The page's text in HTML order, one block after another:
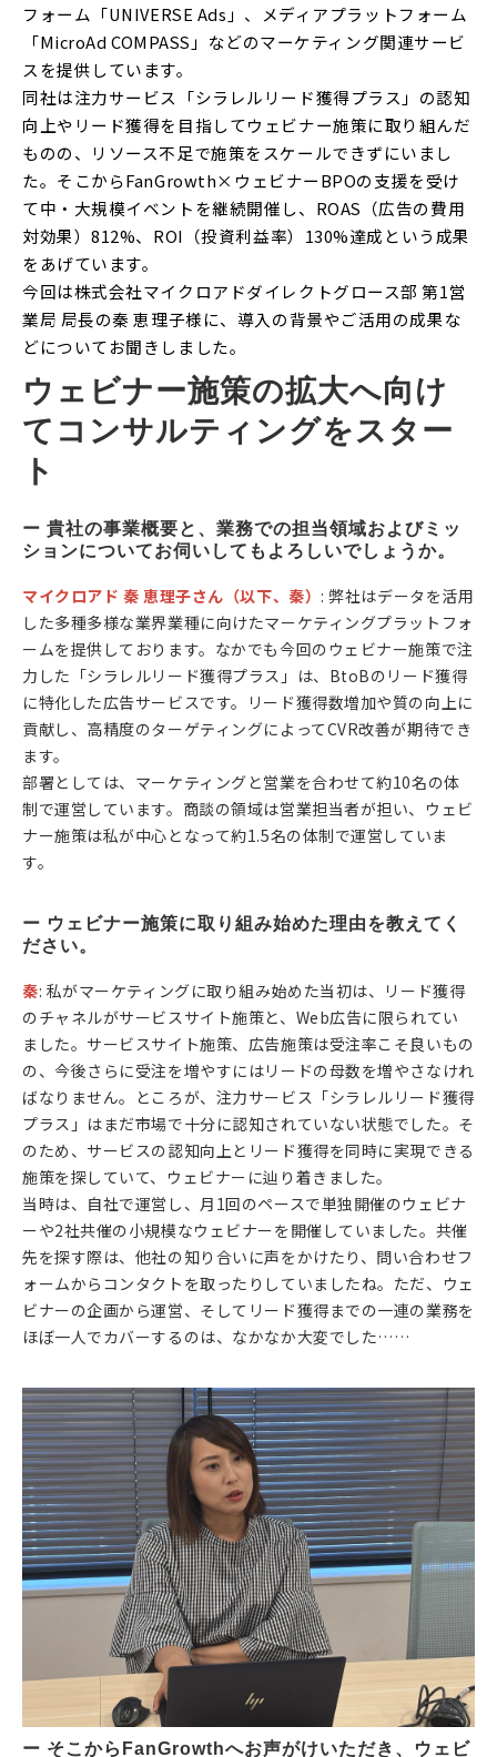
フォーム「UNIVERSE Ads」、メディアプラットフォーム
「MicroAd COMPASS」などのマーケティング関連サービ
スを提供しています。
同社は注力サービス「シラレルリード獲得プラス」の認知
向上やリード獲得を目指してウェビナー施策に取り組んだ
ものの、リソース不足で施策をスケールできずにいまし
た。そこからFanGrowth×ウェビナーBPOの支援を受け
て中・大規模イベントを継続開催し、ROAS（広告の費用
対効果）812%、ROI（投資利益率）130%達成という成果
をあげています。
今回は株式会社マイクロアドダイレクトグロース部 第1営
業局 局長の秦 恵理子様に、導入の背景やご活用の成果な
どについてお聞きしました。
ウェビナー施策の拡大へ向け
てコンサルティングをスター
ト
ー 貴社の事業概要と、業務での担当領域およびミッ
ションについてお伺いしてもよろしいでしょうか。
マイクロアド 秦 恵理子さん（以下、秦） : 弊社はデータを活用
した多種多様な業界業種に向けたマーケティングプラットフォ
ームを提供しております。なかでも今回のウェビナー施策で注
力した「シラレルリード獲得プラス」は、BtoBのリード獲得
に特化した広告サービスです。リード獲得数増加や質の向上に
貢献し、高精度のターゲティングによってCVR改善が期待でき
ます。
部署としては、マーケティングと営業を合わせて約10名の体
制で運営しています。商談の領域は営業担当者が担い、ウェビ
ナー施策は私が中心となって約1.5名の体制で運営していま
す。
ー ウェビナー施策に取り組み始めた理由を教えてく
ださい。
秦: 私がマーケティングに取り組み始めた当初は、リード獲得
のチャネルがサービスサイト施策と、Web広告に限られてい
ました。サービスサイト施策、広告施策は受注率こそ良いもの
の、今後さらに受注を増やすにはリードの母数を増やさなけれ
ばなりません。ところが、注力サービス「シラレルリード獲得
プラス」はまだ市場で十分に認知されていない状態でした。そ
のため、サービスの認知向上とリード獲得を同時に実現できる
施策を探していて、ウェビナーに辿り着きました。
当時は、自社で運営し、月1回のペースで単独開催のウェビナ
ーや2社共催の小規模なウェビナーを開催していました。共催
先を探す際は、他社の知り合いに声をかけたり、問い合わせフ
ォームからコンタクトを取ったりしていましたね。ただ、ウェ
ビナーの企画から運営、そしてリード獲得までの一連の業務を
ほぼ一人でカバーするのは、なかなか大変でした……
ー そこからFanGrowthへお声がけいただき、ウェビ